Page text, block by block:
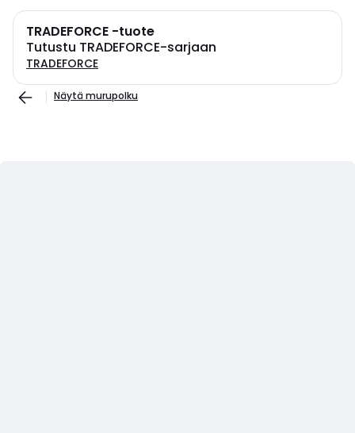
TRADEFORCE -tuote
Tutustu TRADEFORCE-sarjaan
TRADEFORCE
Näytä murupolku